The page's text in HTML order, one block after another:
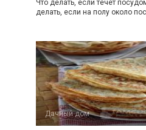
Что делать, если течет
делать, если на полу около
Дачный дом